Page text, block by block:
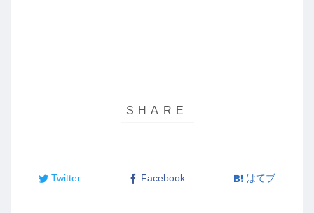
Twitter Facebook はてブ